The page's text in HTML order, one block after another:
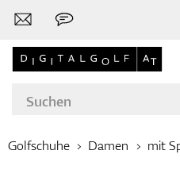
Golfschuhe Damen mit